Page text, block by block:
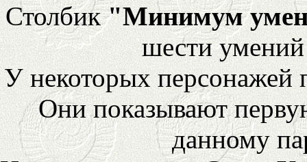
Столбик"Минимум
шести
У некоторых персонажей
Они показывают
данному